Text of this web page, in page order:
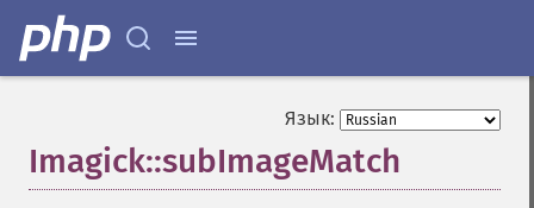
Язык:
Imagick::subImageMatch
flopImage
forwardFourierTransformImage
frameImage
gammaImage
gaussianBlurImage